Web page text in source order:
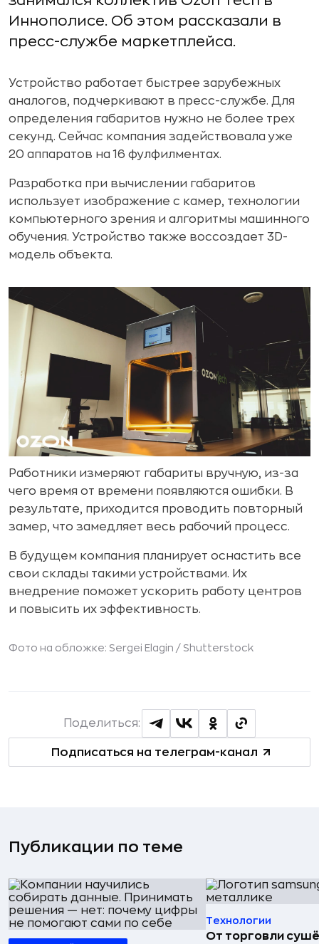
Иннополисе. Об этом рассказали в
пресс-службе маркетплейса.
Устройство работает быстрее зарубежных
аналогов, подчеркивают в пресс-службе. Для
определения габаритов нужно не более трех
секунд. Сейчас компания задействовала уже
20 аппаратов на 16 фулфилментах.
Разработка при вычислении габаритов
использует изображение с камер, технологии
компьютерного зрения и алгоритмы машинного
обучения. Устройство также воссоздает 3D-
модель объекта.
Работники измеряют габариты вручную, из-за
чего время от времени появляются ошибки. В
результате, приходится проводить повторный
замер, что замедляет весь рабочий процесс.
В будущем компания планирует оснастить все
свои склады такими устройствами. Их
внедрение поможет ускорить работу центров
и повысить их эффективность.
Фото на обложке: Sergei Elagin / Shutterstock
Подписаться на телеграм-канал
Поделиться:
Публикации по теме
Технологии
От торговли